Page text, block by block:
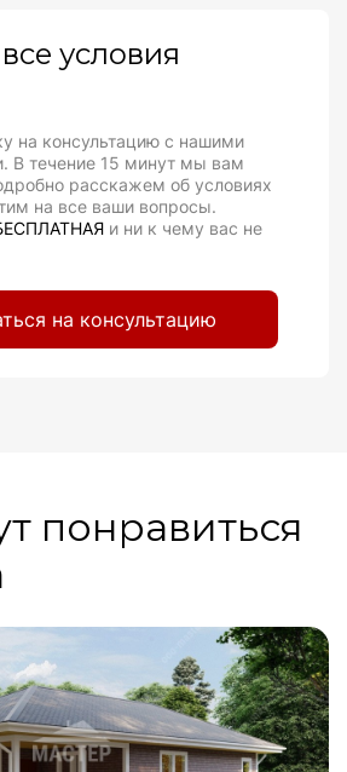
условия
на консультацию с нашими
В течение 15 минут мы вам
расскажем об условиях
на все ваши вопросы.
и ни к чему вас не
на консультацию
понравиться